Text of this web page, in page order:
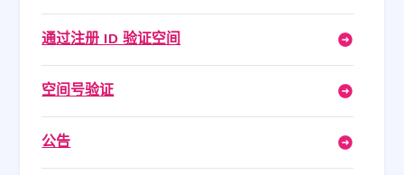
通过注册 ID 验证空间
空间号验证
公告